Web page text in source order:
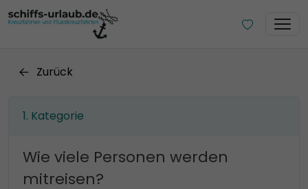
Zurück
Kategorie
Wie viele Personen werden
mitreisen?